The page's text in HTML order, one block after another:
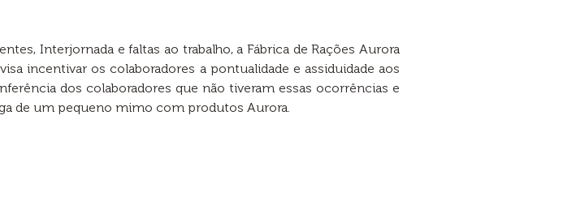
Interjornada e faltas ao trabalho, a Fábrica de Rações Aurora
incentivar os colaboradores a pontualidade e assiduidade aos
dos colaboradores que não tiveram essas ocorrências e
de um pequeno mimo com produtos Aurora.